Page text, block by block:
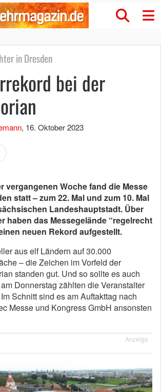
in Dresden
bei der
, 16. Oktober 2023
vergangenen Woche fand die Messe
statt – zum 22. Mal und zum 10. Mal
Landeshauptstadt. Über
haben das Messegelände “regelrecht
neuen Rekord aufgestellt.
aus elf Ländern auf 30.000
– die Zeichen im Vorfeld der
standen gut. Und so sollte es auch
Donnerstag zählten die Veranstalter
Schnitt sind es am Auftakttag nach
Messe und Kongress GmbH ansonsten
Anzeige